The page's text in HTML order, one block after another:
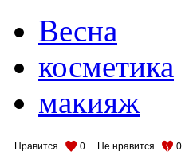
Весна
косметика
макияж
Нравится 0 Не нравится 0